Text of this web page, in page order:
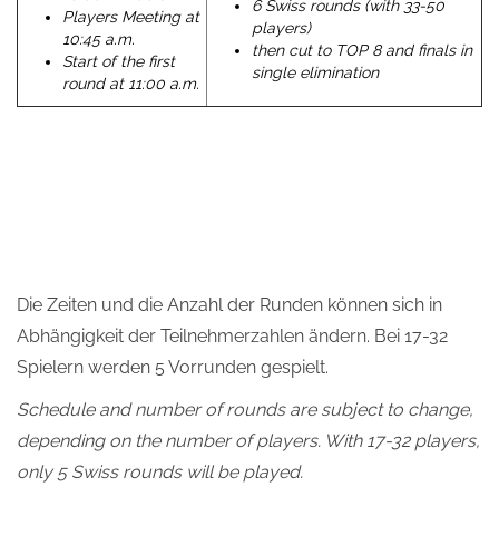
Players Meeting at
10:45 a.m.
Start of the first
round at 11:00 a.m.
6 Swiss rounds (with 33-50
players)
then cut to TOP 8 and finals in
single elimination
Die Zeiten und die Anzahl der Runden können sich in
Abhängigkeit der Teilnehmerzahlen ändern. Bei 17-32
Spielern werden 5 Vorrunden gespielt.
Schedule and number of rounds are subject to change,
depending on the number of players. With 17-32 players,
only 5 Swiss rounds will be played.